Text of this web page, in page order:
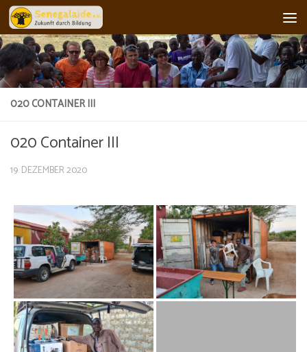
Skip to content
020 CONTAINER III
020 Container III
19. DEZEMBER 2020